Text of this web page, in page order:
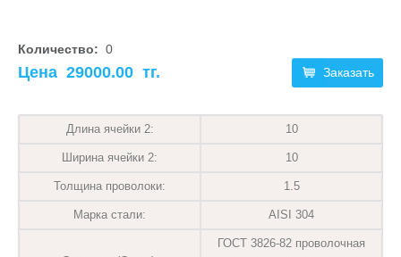
Количество: 0
Заказать
Цена 29000.00 тг.
Длина ячейки 2: 10
Ширина ячейки 2: 10
Толщина проволоки: 1.5
Марка стали: AISI 304
ГОСТ 3826-82 проволочная